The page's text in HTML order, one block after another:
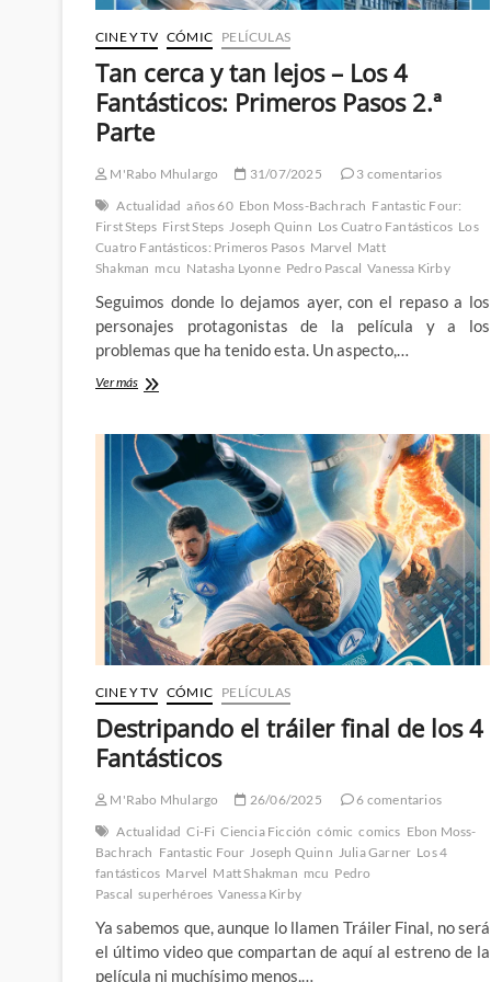
CINE Y TV CÓMIC PELÍCULAS
Tan cerca y tan lejos – Los 4
Fantásticos: Primeros Pasos 2.ª
Parte
M'Rabo Mhulargo 31/07/2025
3 comentarios
Actualidad años 60 Ebon Moss-Bachrach Fantastic Four:
First Steps First Steps Joseph Quinn Los Cuatro Fantásticos Los
Cuatro Fantásticos: Primeros Pasos Marvel Matt
Shakman mcu Natasha Lyonne Pedro Pascal Vanessa Kirby
Seguimos donde lo dejamos ayer, con el repaso a los
personajes protagonistas de la película y a los
problemas que ha tenido esta. Un aspecto,…
Ver másTan
tan
lejos
–
Los
Fantásticos:
Primeros
Pasos
2.ª
Parte
CINE Y TV CÓMIC PELÍCULAS
Destripando el tráiler final de los 4
Fantásticos
M'Rabo Mhulargo 26/06/2025
6 comentarios
Actualidad Ci-Fi Ciencia Ficción cómic comics Ebon Moss-
Bachrach Fantastic Four Joseph Quinn Julia Garner Los 4
fantásticos Marvel Matt Shakman mcu Pedro
Pascal superhéroes Vanessa Kirby
Ya sabemos que, aunque lo llamen Tráiler Final, no será
el último video que compartan de aquí al estreno de la
película ni muchísimo menos,…